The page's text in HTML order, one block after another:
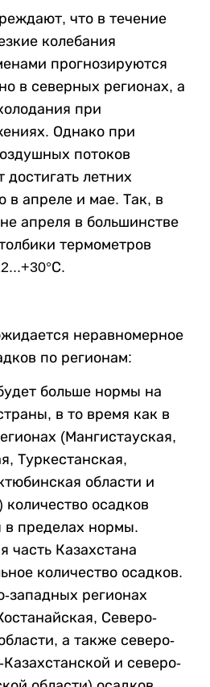
что в течение
колебания
прогнозируются
в северных регионах, а
при
Однако при
потоков
летних
в апреле и мае. Так, в
апреля в большинстве
термометров
неравномерное
по регионам:
больше нормы на
в то время как в
(Мангистауская,
Туркестанская,
области и
количество осадков
в пределах нормы.
часть Казахстана
количество осадков.
западных регионах
Северо-
а также северо-
и северо-